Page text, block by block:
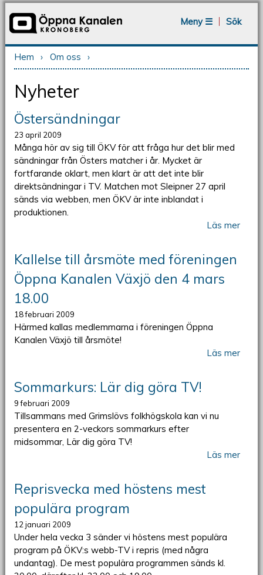
Meny ☰
Sök
Du är här
Hem › Om oss ›
Nyheter
Östersändningar
23 april 2009
Många hör av sig till ÖKV för att fråga hur det blir med
sändningar från Östers matcher i år. Mycket är
fortfarande oklart, men klart är att det inte blir
direktsändningar i TV. Matchen mot Sleipner 27 april
sänds via webben, men ÖKV är inte inblandat i
produktionen.
Läs mer
Kallelse till årsmöte med föreningen
Öppna Kanalen Växjö den 4 mars
18.00
18 februari 2009
Härmed kallas medlemmarna i föreningen Öppna
Kanalen Växjö till årsmöte!
Läs mer
Sommarkurs: Lär dig göra TV!
9 februari 2009
Tillsammans med Grimslövs folkhögskola kan vi nu
presentera en 2-veckors sommarkurs efter
midsommar, Lär dig göra TV!
Läs mer
Reprisvecka med höstens mest
populära program
12 januari 2009
Under hela vecka 3 sänder vi höstens mest populära
program på ÖKV:s webb-TV i repris (med några
undantag). De mest populära programmen sänds kl.